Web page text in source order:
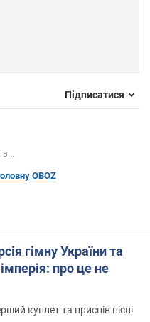
Підписатися
OBOZ
гімну України та
про це не
куплет та приспів пісні